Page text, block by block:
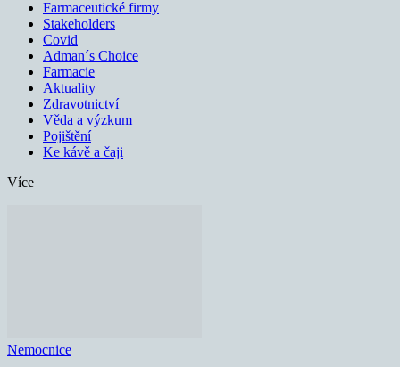
Farmaceutické firmy
Stakeholders
Covid
Adman´s Choice
Farmacie
Aktuality
Zdravotnictví
Věda a výzkum
Pojištění
Ke kávě a čaji
Více
Nemocnice